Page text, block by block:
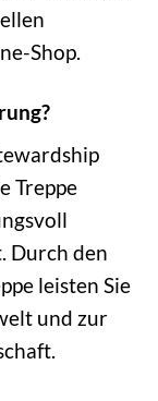
Shop.
Treppe
Durch den
leisten Sie
und zur